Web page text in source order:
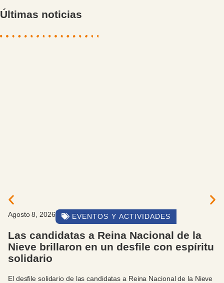
Últimas noticias
Agosto 8, 2026 EVENTOS Y ACTIVIDADES
Las candidatas a Reina Nacional de la
Nieve brillaron en un desfile con espíritu
solidario
El desfile solidario de las candidatas a Reina Nacional de la Nieve